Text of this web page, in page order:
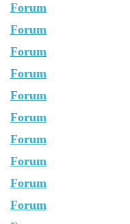
Forum
Forum
Forum
Forum
Forum
Forum
Forum
Forum
Forum
Forum